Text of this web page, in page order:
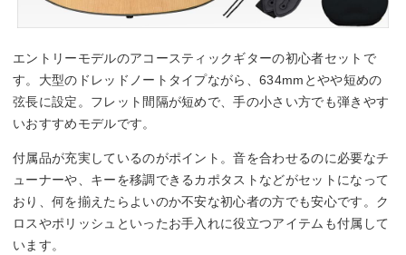
エントリーモデルのアコースティックギターの初心者セットで
す。大型のドレッドノートタイプながら、634mmとやや短めの
弦長に設定。フレット間隔が短めで、手の小さい方でも弾きやす
いおすすめモデルです。
付属品が充実しているのがポイント。音を合わせるのに必要なチ
ューナーや、キーを移調できるカポタストなどがセットになって
おり、何を揃えたらよいのか不安な初心者の方でも安心です。ク
ロスやポリッシュといったお手入れに役立つアイテムも付属して
います。